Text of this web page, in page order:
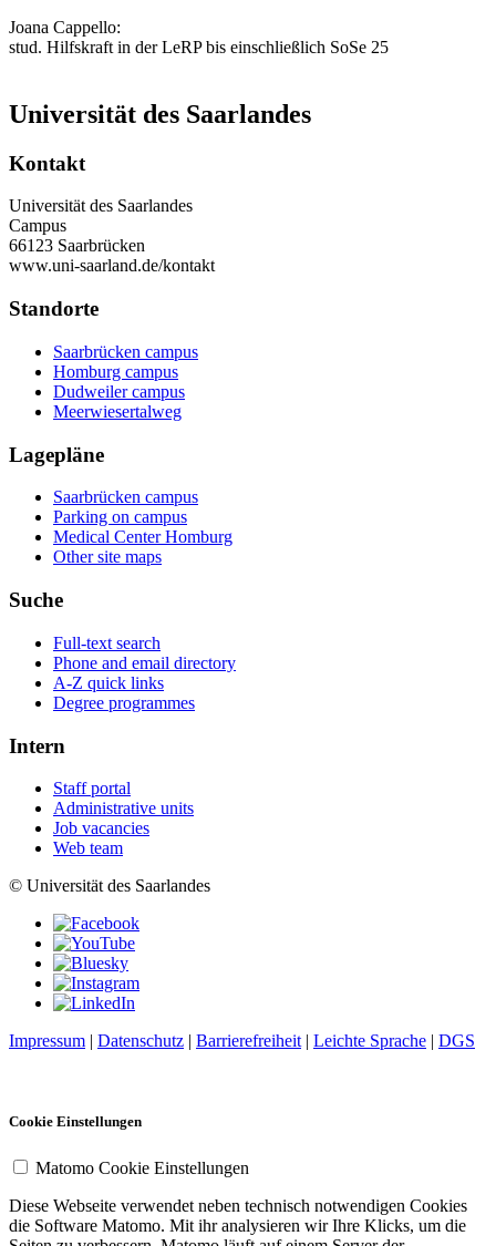
Joana Cappello:
stud. Hilfskraft in der LeRP bis einschließlich SoSe 25
Universität des Saarlandes
Kontakt
Universität des Saarlandes
Campus
66123 Saarbrücken
www.uni-saarland.de/kontakt
Standorte
Saarbrücken campus
Homburg campus
Dudweiler campus
Meerwiesertalweg
Lagepläne
Saarbrücken campus
Parking on campus
Medical Center Homburg
Other site maps
Suche
Full-text search
Phone and email directory
A-Z quick links
Degree programmes
Intern
Staff portal
Administrative units
Job vacancies
Web team
© Universität des Saarlandes
Impressum | Datenschutz | Barrierefreiheit | Leichte Sprache | DGS
Cookie Einstellungen
Matomo Cookie Einstellungen
Diese Webseite verwendet neben technisch notwendigen Cookies
die Software Matomo. Mit ihr analysieren wir Ihre Klicks, um die